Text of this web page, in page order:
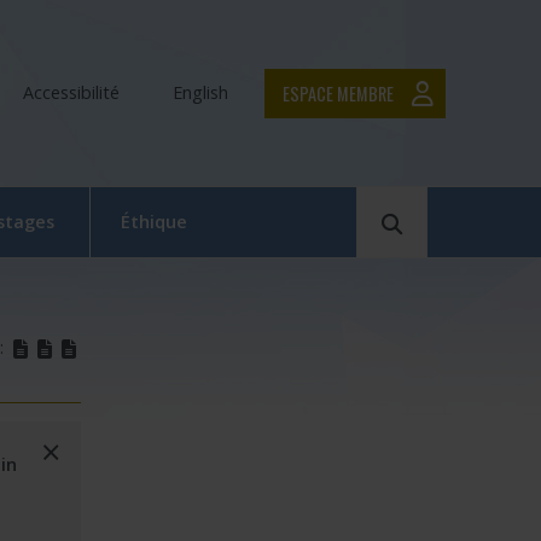
Accessibilité English ESPACE MEMBRE
relève
Éthique
(docx)
(docx)(docx)
×